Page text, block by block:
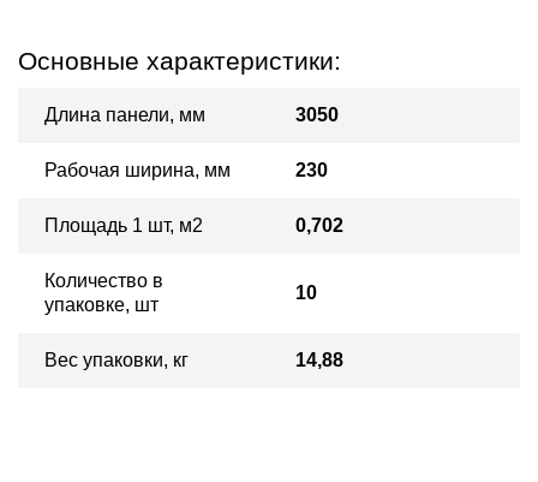
Основные характеристики:
Длина панели, мм 3050
Рабочая ширина, мм 230
Площадь 1 шт, м2 0,702
Количество в
упаковке, шт
10
Вес упаковки, кг 14,88